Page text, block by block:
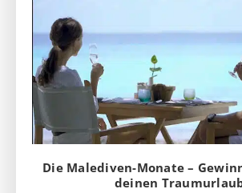
Die Malediven-Monate –
deinen